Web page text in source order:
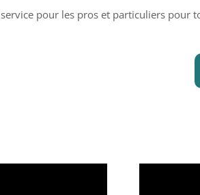
service pour les pros et particuliers pour